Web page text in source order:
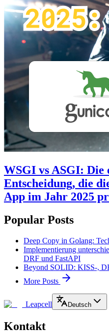
WSGI vs ASGI: Die
Entscheidung, die
App im Jahr 2025
Popular Posts
Deep Copy in Golang:
Implementierung
DRF und FastAPI
Beyond SOLID: KISS-,
More Posts
Leapcell Deutsch
Kontakt